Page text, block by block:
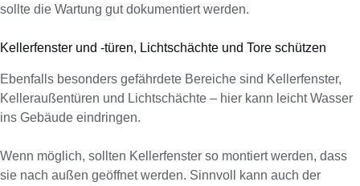
sollte die Wartung gut dokumentiert werden.
Kellerfenster und -türen, Lichtschächte und Tore schützen
Ebenfalls besonders gefährdete Bereiche sind Kellerfenster,
Kelleraußentüren und Lichtschächte – hier kann leicht Wasser
ins Gebäude eindringen.
Wenn möglich, sollten Kellerfenster so montiert werden, dass
sie nach außen geöffnet werden. Sinnvoll kann auch der